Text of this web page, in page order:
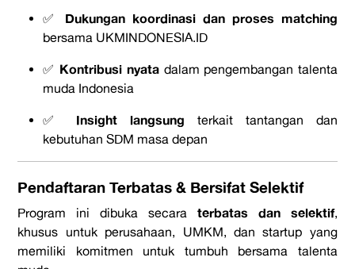
✅ Dukungan koordinasi dan proses matching
bersama UKMINDONESIA.ID
✅ Kontribusi nyata dalam pengembangan talenta
muda Indonesia
✅ Insight langsung terkait tantangan dan
kebutuhan SDM masa depan
Pendaftaran Terbatas & Bersifat Selektif
Program ini dibuka secara terbatas dan selektif,
khusus untuk perusahaan, UMKM, dan startup yang
memiliki komitmen untuk tumbuh bersama talenta